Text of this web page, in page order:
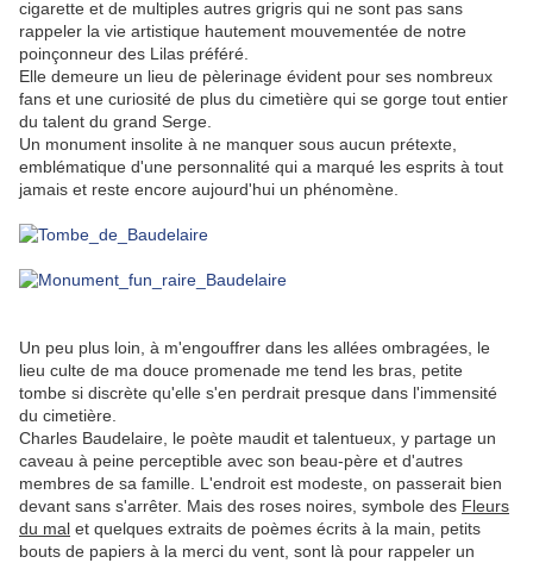
cigarette et de multiples autres grigris qui ne sont pas sans
rappeler la vie artistique hautement mouvementée de notre
poinçonneur des Lilas préféré.
Elle demeure un lieu de pèlerinage évident pour ses nombreux
fans et une curiosité de plus du cimetière qui se gorge tout entier
du talent du grand Serge.
Un monument insolite à ne manquer sous aucun prétexte,
emblématique d'une personnalité qui a marqué les esprits à tout
jamais et reste encore aujourd'hui un phénomène.
Un peu plus loin, à m'engouffrer dans les allées ombragées, le
lieu culte de ma douce promenade me tend les bras, petite
tombe si discrète qu'elle s'en perdrait presque dans l'immensité
du cimetière.
Charles Baudelaire, le poète maudit et talentueux, y partage un
caveau à peine perceptible avec son beau-père et d'autres
membres de sa famille. L'endroit est modeste, on passerait bien
devant sans s'arrêter. Mais des roses noires, symbole des Fleurs
du mal et quelques extraits de poèmes écrits à la main, petits
bouts de papiers à la merci du vent, sont là pour rappeler un